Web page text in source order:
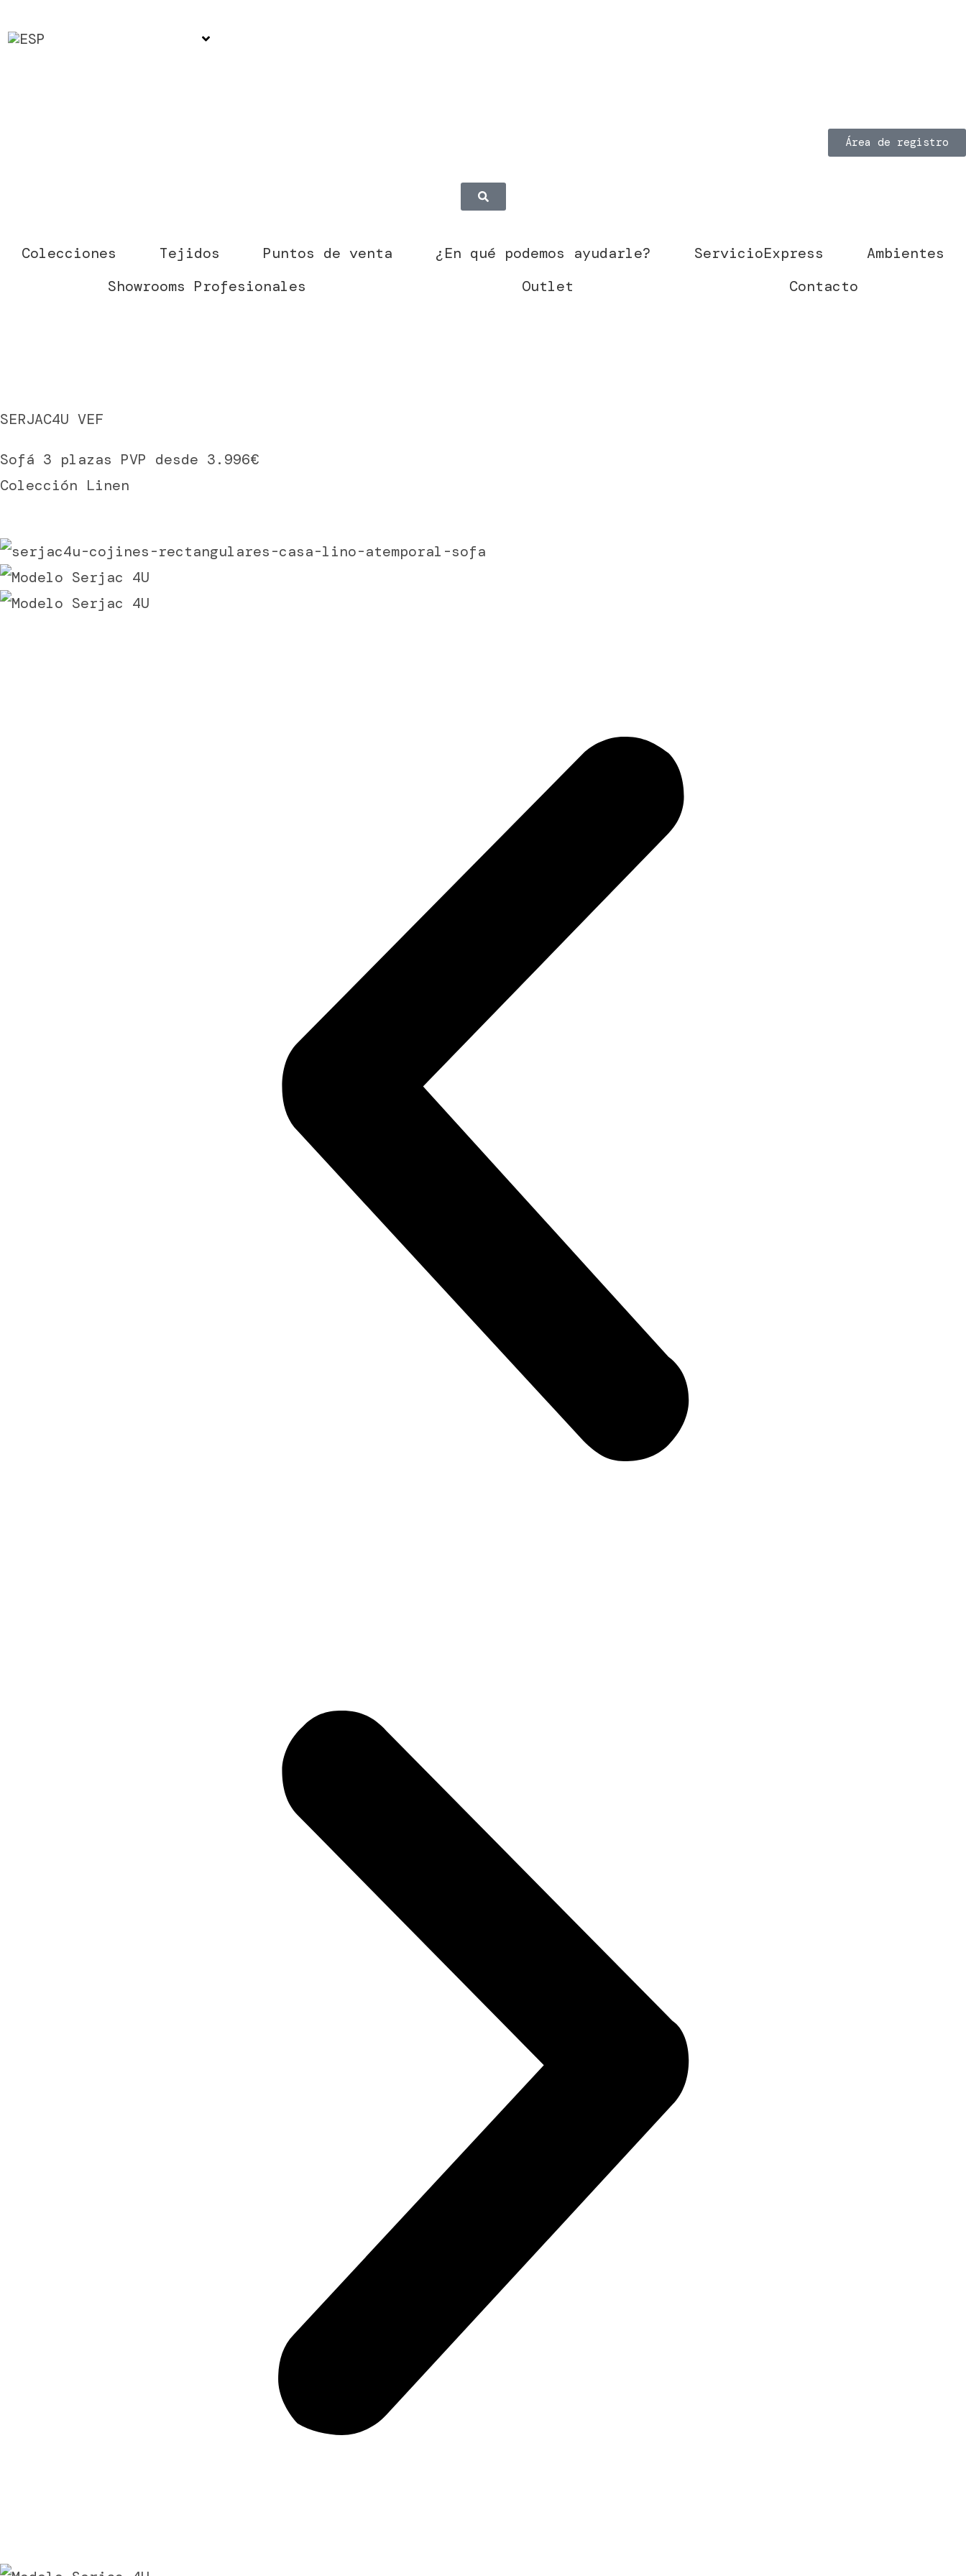
Área de registro
Colecciones Tejidos Puntos de venta ¿En qué podemos ayudarle? ServicioExpress
Ambientes
Showrooms Profesionales
Outlet Contacto
SERJAC4U VEF
Sofá 3 plazas PVP desde 3.996€
Colección Linen